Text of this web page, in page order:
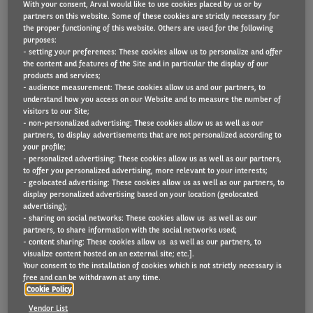
In de week van de mobiliteit toont
mobiliteitsoplossingenbedrijf Arval België andere
bedrijven hoe snel een wagenparktransitie kan
gebeuren. In slechts een paar weken tijd
installeerde het bedrijf maar liefst 95 nieuwe
laadpalen op hun eigen bedrijventerrein. Met de
reeds bestaande laadstations, brengt hen dat op
een totaal van 103 laadpalen. En dat is niet alles: de
medewerkers van Arval België kunnen als
bedrijfswagen voortaan alleen voor full electric
kiezen. Daarom laten ze alle personeelsleden nu al
elektrische deelauto’s testen via hun car sharing
app. “Als mobiliteitsoplossingenbedrijf willen we
niet alleen andere bedrijven vertellen hoe het kan,
With your consent, Arval would like to use cookies placed by us or by
partners on this website. Some of these cookies are strictly necessary for
the proper functioning of this website. Others are used for the following
purposes:
- setting your preferences: These cookies allow us to personalize and offer
the content and features of the Site and in particular the display of our
products and services;
- audience measurement: These cookies allow us and our partners, to
understand how you access on our Website and to measure the number of
visitors to our Site;
- non-personalized advertising: These cookies allow us as well as our
partners, to display advertisements that are not personalized according to
your profile;
- personalized advertising: These cookies allow us as well as our partners,
to offer you personalized advertising, more relevant to your interests;
- geolocated advertising: These cookies allow us as well as our partners, to
display personalized advertising based on your location (geolocated
advertising);
- sharing on social networks: These cookies allow us as well as our
partners, to share information with the social networks used;
- content sharing: These cookies allow us as well as our partners, to
visualize content hosted on an external site; etc.].
Your consent to the installation of cookies which is not strictly necessary is
free and can be withdrawn at any time.
Cookie Policy
Vendor List